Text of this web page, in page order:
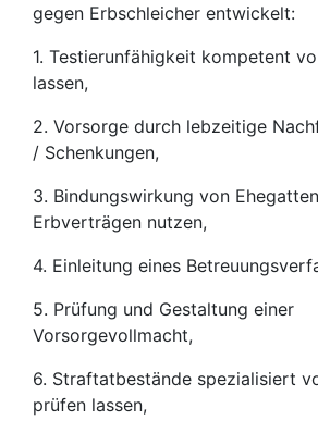
gegen Erbschleicher entwickelt:
1. Testierunfähigkeit kompetent
lassen,
2. Vorsorge durch lebzeitige
/ Schenkungen,
3. Bindungswirkung von
Erbverträgen nutzen,
4. Einleitung eines
5. Prüfung und Gestaltung einer
Vorsorgevollmacht,
6. Straftatbestände spezialisiert
prüfen lassen,